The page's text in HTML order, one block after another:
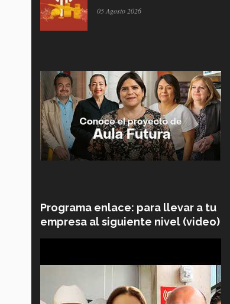
05 Agosto 2026
Programa enlace: para llevar a tu
empresa al siguiente nivel (video)